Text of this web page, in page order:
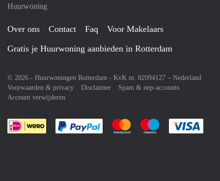
Huurwoning
Over ons Contact Faq
Voor Makelaars
Gratis je Huurwoning aanbieden in Rotterdam
© 2026 - Huurwoningen Rotterdam - KvK nr. 02094127 – Nederland
Voorwaarden & privacy
Disclaimer
Spam & nep-accounts
Account verwijderen
Je rekent gemakkelijk af met Paypal
Je rekent gemakkelijk af met
Je rekent